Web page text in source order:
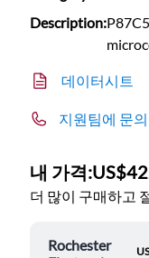
Description:
데이터시트
지원팀에 문의
내 가격:
더 많이 구매하고
Rochester